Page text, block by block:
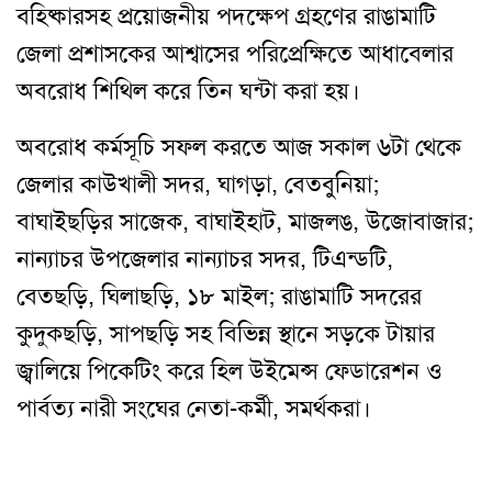
বহিষ্কারসহ প্রয়োজনীয় পদক্ষেপ গ্রহণের রাঙামাটি
জেলা প্রশাসকের আশ্বাসের পরিপ্রেক্ষিতে আধাবেলার
অবরোধ শিথিল করে তিন ঘন্টা করা হয়।
অবরোধ কর্মসূচি সফল করতে আজ সকাল ৬টা থেকে
জেলার কাউখালী সদর, ঘাগড়া, বেতবুনিয়া;
বাঘাইছড়ির সাজেক, বাঘাইহাট, মাজলঙ, উজোবাজার;
নান্যাচর উপজেলার নান্যাচর সদর, টিএন্ডটি,
বেতছড়ি, ঘিলাছড়ি, ১৮ মাইল; রাঙামাটি সদরের
কুদুকছড়ি, সাপছড়ি সহ বিভিন্ন স্থানে সড়কে টায়ার
জ্বালিয়ে পিকেটিং করে হিল উইমেন্স ফেডারেশন ও
পার্বত্য নারী সংঘের নেতা-কর্মী, সমর্থকরা।